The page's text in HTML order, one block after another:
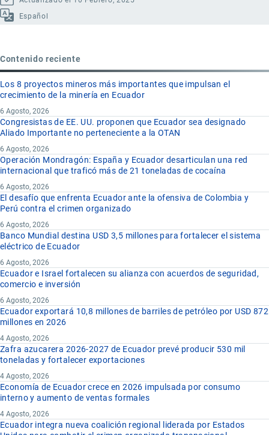
Español
Contenido reciente
Los 8 proyectos mineros más importantes que impulsan el
crecimiento de la minería en Ecuador
6 Agosto, 2026
Congresistas de EE. UU. proponen que Ecuador sea designado
Aliado Importante no perteneciente a la OTAN
6 Agosto, 2026
Operación Mondragón: España y Ecuador desarticulan una red
internacional que traficó más de 21 toneladas de cocaína
6 Agosto, 2026
El desafío que enfrenta Ecuador ante la ofensiva de Colombia y
Perú contra el crimen organizado
6 Agosto, 2026
Banco Mundial destina USD 3,5 millones para fortalecer el sistema
eléctrico de Ecuador
6 Agosto, 2026
Ecuador e Israel fortalecen su alianza con acuerdos de seguridad,
comercio e inversión
6 Agosto, 2026
Ecuador exportará 10,8 millones de barriles de petróleo por USD 872
millones en 2026
4 Agosto, 2026
Zafra azucarera 2026-2027 de Ecuador prevé producir 530 mil
toneladas y fortalecer exportaciones
4 Agosto, 2026
Economía de Ecuador crece en 2026 impulsada por consumo
interno y aumento de ventas formales
4 Agosto, 2026
Ecuador integra nueva coalición regional liderada por Estados